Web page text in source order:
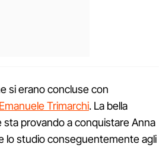
si erano concluse con
Trimarchi. La bella
provando a conquistare Anna
lo studio conseguentemente agli